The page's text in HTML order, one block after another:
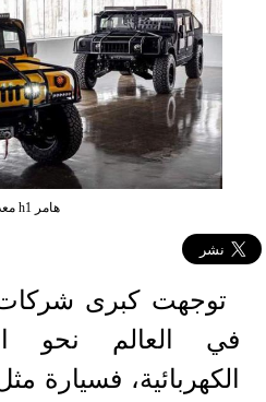
هامر h1 معدلة
توجهت كبرى
في العالم نحو
الكهربائية،